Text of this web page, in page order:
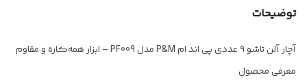
توضیحات
آچار آلن تاشو ۹ عددی پی اند ام P&M مدل PF009 – ابزار همه‌کاره و مقاوم
معرفی محصول